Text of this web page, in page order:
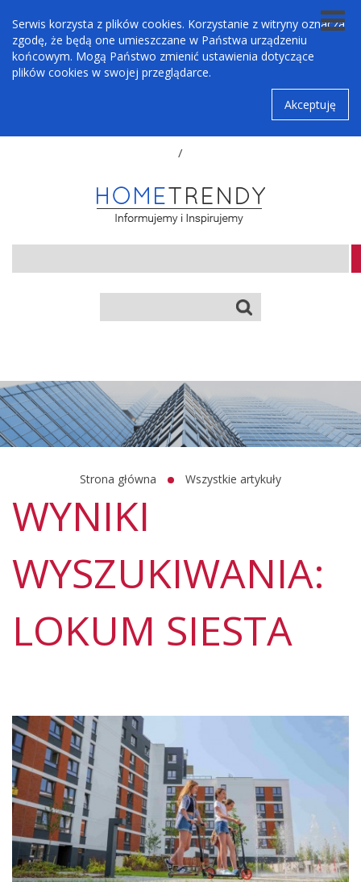
Serwis korzysta z plików cookies. Korzystanie z witryny oznacza
zgodę, że będą one umieszczane w Państwa urządzeniu
końcowym. Mogą Państwo zmienić ustawienia dotyczące
plików cookies w swojej przeglądarce.
Akceptuję
/
Strona główna Wszystkie artykuły
WYNIKI
WYSZUKIWANIA:
LOKUM SIESTA